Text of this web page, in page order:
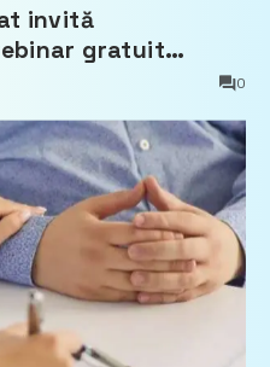
invită
gratuit
pe bunurile
0